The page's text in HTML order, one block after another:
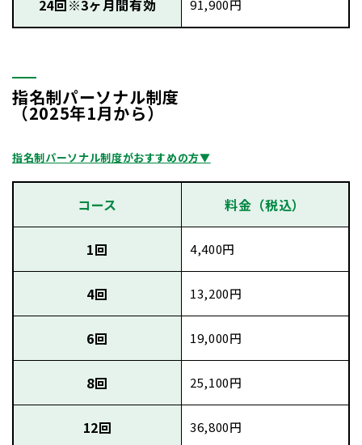
24回※3ヶ月間有効 91,900円
指名制パーソナル制度
（2025年1月から）
指名制パーソナル制度がおすすめの方▼
コース 料金 （税込）
1回 4,400円
4回 13,200円
6回 19,000円
8回 25,100円
12回 36,800円